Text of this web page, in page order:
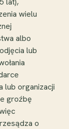
wielu
albo
lub
lub organizacji
groźbę
o